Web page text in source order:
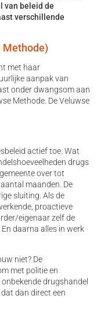
van beleid de
verschillende
Methode)
met haar
aanpak van
onder dwangsom aan
Methode. De Veluwse
actief toe. Wat
drugs
over tot
maanden. De
sluiting. Als de
proactieve
eigenaar zelf de
daarna alles in werk
niet? De
met politie en
drugshandel
dan direct een